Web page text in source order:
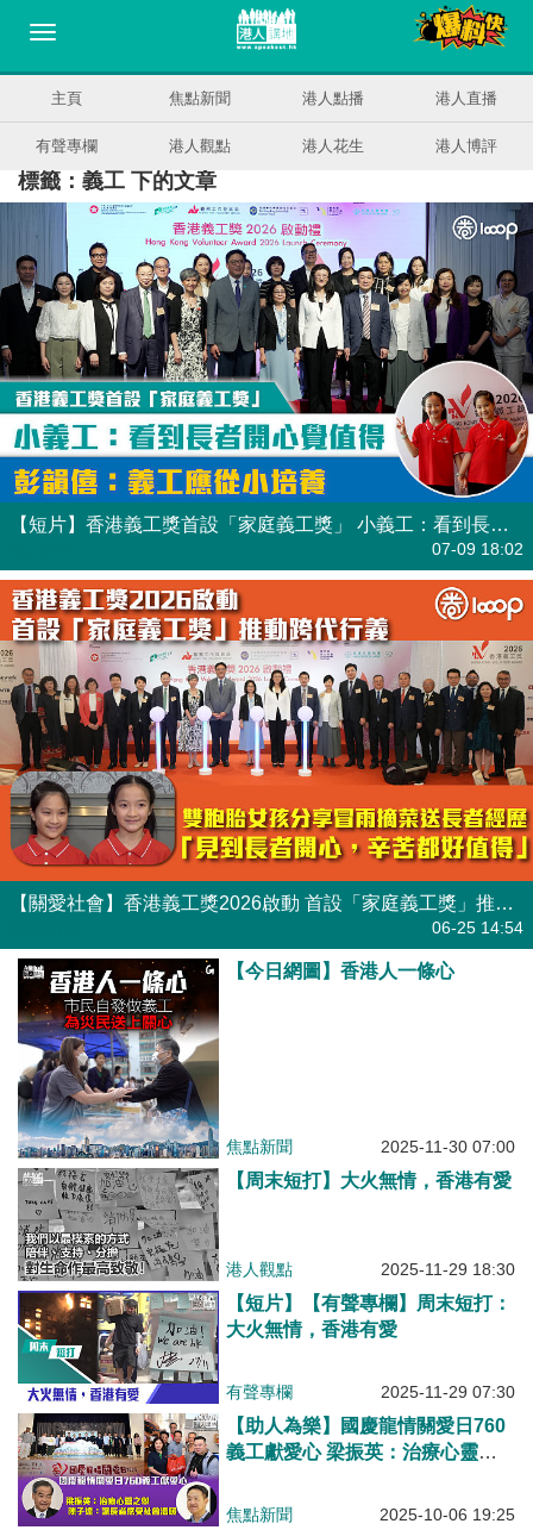
主頁 焦點新聞 港人點播 港人直播
有聲專欄 港人觀點 港人花生 港人博評
標籤：義工 下的文章
【短片】香港義工獎首設「家庭義工獎」 小義工：看到長者開心覺值得 彭韻僖：義工是從小培養
07-09 18:02
【關愛社會】香港義工獎2026啟動 首設「家庭義工獎」推動跨代行義
06-25 14:54
【今日網圖】香港人一條心
焦點新聞 2025-11-30 07:00
【周末短打】大火無情，香港有愛
港人觀點 2025-11-29 18:30
【短片】【有聲專欄】周末短打：
大火無情，香港有愛
有聲專欄 2025-11-29 07:30
【助人為樂】國慶龍情關愛日760
義工獻愛心 梁振英：治療心靈之
焦點新聞 2025-10-06 19:25